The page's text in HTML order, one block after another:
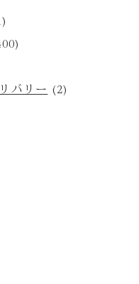
バリー (2)